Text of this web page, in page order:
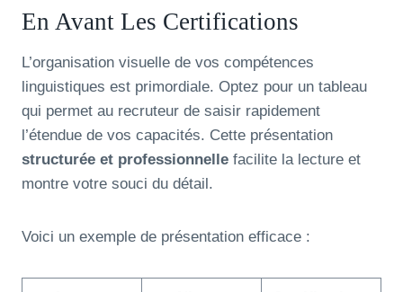
En Avant Les Certifications
L’organisation visuelle de vos compétences
linguistiques est primordiale. Optez pour un tableau
qui permet au recruteur de saisir rapidement
l’étendue de vos capacités. Cette présentation
structurée et professionnelle facilite la lecture et
montre votre souci du détail.
Voici un exemple de présentation efficace :